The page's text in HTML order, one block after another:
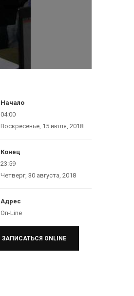
Начало
04:00
Воскресенье, 15 июля, 2018
Конец
23:59
Четверг, 30 августа, 2018
Адрес
On-Line
ЗАПИСАТЬСЯ ONLINE